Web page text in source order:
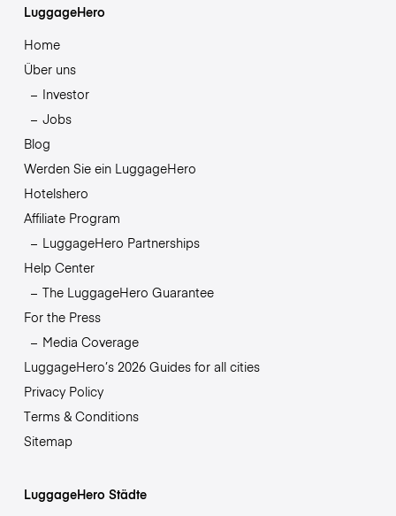
LuggageHero
Home
Über uns
Investor
Jobs
Blog
Werden Sie ein LuggageHero
Hotelshero
Affiliate Program
LuggageHero Partnerships
Help Center
The LuggageHero Guarantee
For the Press
Media Coverage
LuggageHero’s 2026 Guides for all cities
Privacy Policy
Terms & Conditions
Sitemap
LuggageHero Städte